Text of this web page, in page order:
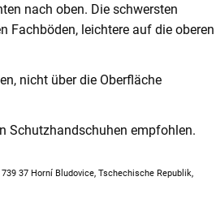
nach oben. Die schwersten
Fachböden, leichtere auf die oberen
nicht über die Oberfläche
Schutzhandschuhen empfohlen.
37 Horní Bludovice, Tschechische Republik,